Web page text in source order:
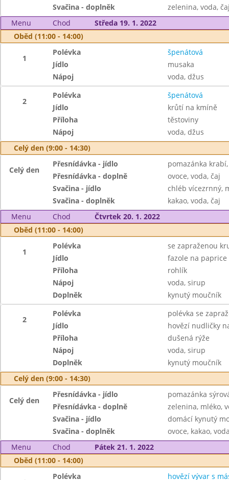
Svačina - doplněk
zelenina, voda,
Menu
Chod
Středa 19. 1. 2022
Oběd (11:00 - 14:00)
1
Polévka
špenátová
Jídlo
musaka
Nápoj
voda, džus
2
Polévka
špenátová
Jídlo
krůtí na kmíně
Příloha
těstoviny
Nápoj
voda, džus
Celý den (9:00 - 14:30)
Celý den
Přesnídávka - jídlo
pomazánka
Přesnídávka - doplně
ovoce, voda, čaj
Svačina - jídlo
chléb vícezrnný,
Svačina - doplněk
kakao, voda, čaj
Menu
Chod
Čtvrtek 20. 1. 2022
Oběd (11:00 - 14:00)
1
Polévka
se zapraženou
Jídlo
fazole na paprice
Příloha
rohlík
Nápoj
voda, sirup
Doplněk
kynutý moučník
2
Polévka
polévka se
Jídlo
hovězí nudličky
Příloha
dušená rýže
Nápoj
voda, sirup
Doplněk
kynutý moučník
Celý den (9:00 - 14:30)
Celý den
Přesnídávka - jídlo
pomazánka
Přesnídávka - doplně
zelenina, mléko,
Svačina - jídlo
domácí kynutý
Svačina - doplněk
ovoce, kakao,
Menu
Chod
Pátek 21. 1. 2022
Oběd (11:00 - 14:00)
Polévka
hovězí vývar s